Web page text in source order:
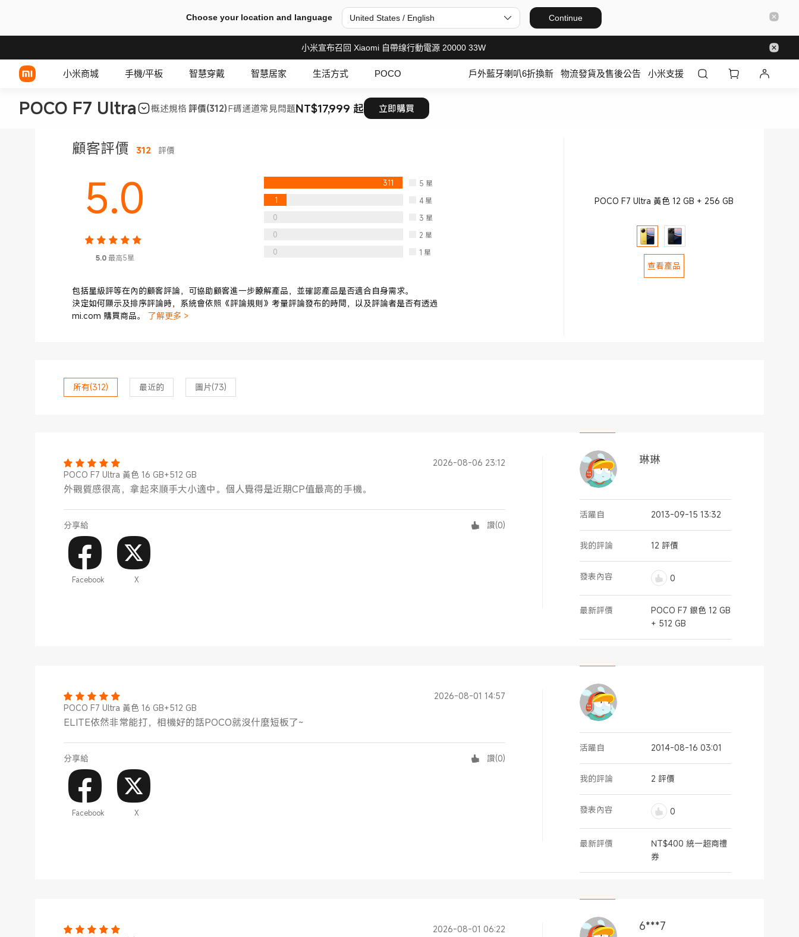
Choose your location and language United States / English Continue
小米宣布召回 Xiaomi 自帶缐行動電源 20000 33W
小米商城 手機/平板 智慧穿戴 智慧居家 生活方式 POCO 戶外藍牙喇叭6折換新 物流發貨及售後公告 小米支援
POCO F7 Ultra 概述規格 評價(312)F碼通道常見問題NT$17,999 起 立即購買
顧客評價 312 評價
5.0
5.0 最高5星
311 5 星
1
4 星
0
3 星
0
2 星
0
1 星
包括星級評等在內的顧客評論，可協助顧客進一步瞭解產品，並確認產品是否適合自身需求。
決定如何顯示及排序評論時，系統會依照《評論規則》考量評論發布的時間，以及評論者是否有透過
mi.com 購買商品。
了解更多 >
POCO F7 Ultra 黃色 12 GB + 256 GB
查看產品
所有(312) 最近的 圖片(73)
2026-08-06 23:12
POCO F7 Ultra 黃色 16 GB+512 GB
外觀質感很高，拿起來順手大小適中。個人覺得是近期CP值最高的手機。
分享給
Facebook X
讚(0)
琳琳
活躍自 2013-09-15 13:32
我的評論 12 評價
發表內容 0
最新評價
POCO F7 銀色 12 GB
+ 512 GB
2026-08-01 14:57
POCO F7 Ultra 黃色 16 GB+512 GB
ELITE依然非常能打，相機好的話POCO就沒什麼短板了~
分享給
Facebook X
讚(0)
活躍自 2014-08-16 03:01
我的評論 2 評價
發表內容 0
最新評價
NT$400 統一超商禮
券
2026-08-01 06:22
6***7